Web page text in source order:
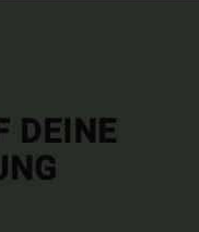
DEINE